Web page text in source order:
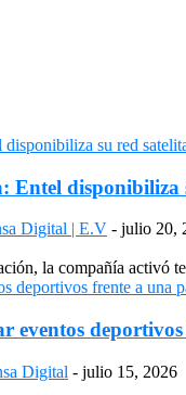
Entel disponibiliza
Digital | E.V - julio 20,
la compañía activó
eventos
Digital - julio 15, 2026